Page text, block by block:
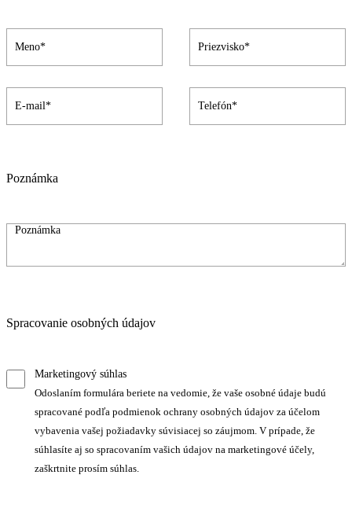
Poznámka
Spracovanie osobných údajov
Marketingový súhlas
Odoslaním formulára beriete na vedomie, že vaše osobné údaje budú
spracované podľa podmienok ochrany osobných údajov za účelom
vybavenia vašej požiadavky súvisiacej so záujmom. V prípade, že
súhlasíte aj so spracovaním vašich údajov na marketingové účely,
zaškrtnite prosím súhlas.